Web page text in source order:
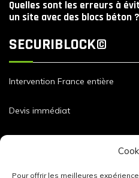
Pour offrir les meilleures
Quelles sont les erreurs à
un site avec des blocs béton ?
SECURIBLOCK©
Intervention France entière
Devis immédiat
Dimensions et